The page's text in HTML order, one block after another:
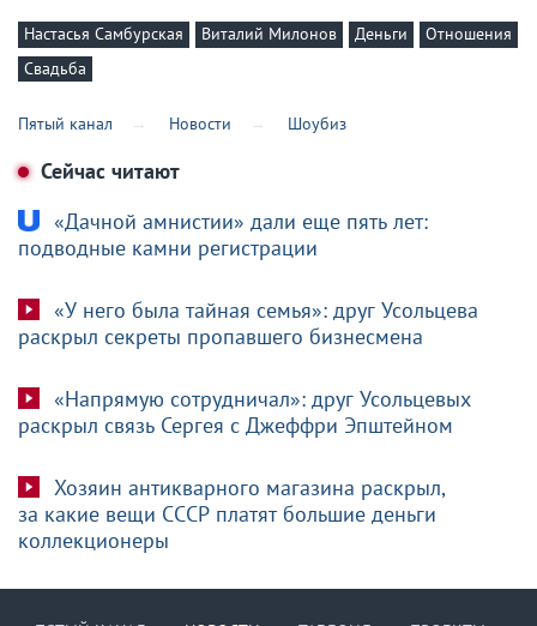
Настасья Самбурская Виталий Милонов Деньги
Отношения
Свадьба
Пятый канал Новости Шоубиз
Сейчас читают
«Дачной амнистии» дали еще пять лет:
подводные камни регистрации
«У него была тайная семья»: друг Усольцева
раскрыл секреты пропавшего бизнесмена
«Напрямую сотрудничал»: друг Усольцевых
раскрыл связь Сергея с Джеффри Эпштейном
Хозяин антикварного магазина раскрыл,
за какие вещи СССР платят большие деньги
коллекционеры